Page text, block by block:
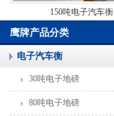
150吨电子汽车衡
鹰牌产品分类
电子汽车衡
30吨电子地磅
80吨电子地磅